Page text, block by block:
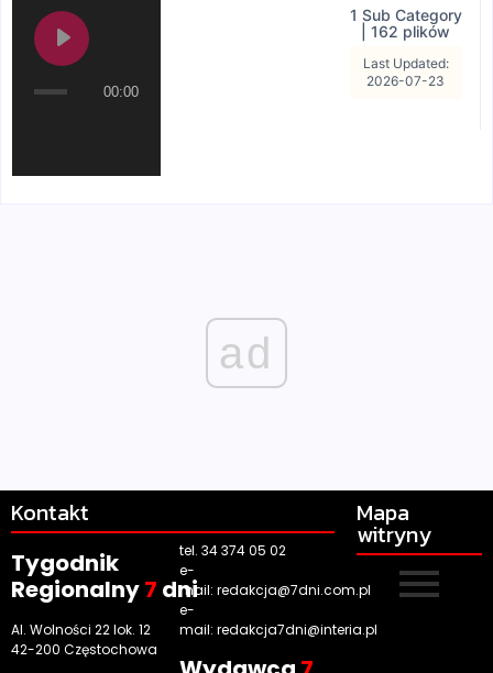
00:00
1 Sub Category
162 plików
Last Updated:
2026-07-23
ad
Kontakt
Tygodnik
Regionalny7 dni
Al. Wolności 22 lok. 12
42-200 Częstochowa
tel. 34 374 05 02
e-
mail: redakcja@7dni.com.pl
e-
mail: redakcja7dni@interia.pl
Mapa
witryny